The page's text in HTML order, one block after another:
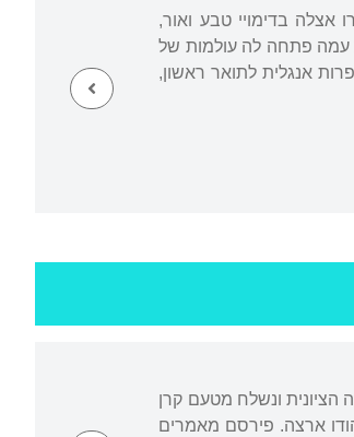
בדימויי טבע ואור,
עמה פתחה לה עולמות של
אנגלית לתואר ראשון,
הציונית ונשלח מטעם קרן
יהודי הודו ארצה. פירסם מאמרים